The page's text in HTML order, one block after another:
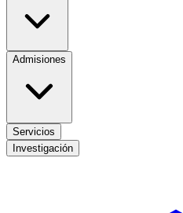
Admisiones
Servicios
Investigación